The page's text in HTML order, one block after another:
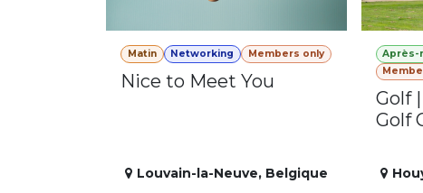
Matin Networking Members only
Nice to Meet You
Louvain-la-Neuve, Belgique
Après-
Golf
Golf